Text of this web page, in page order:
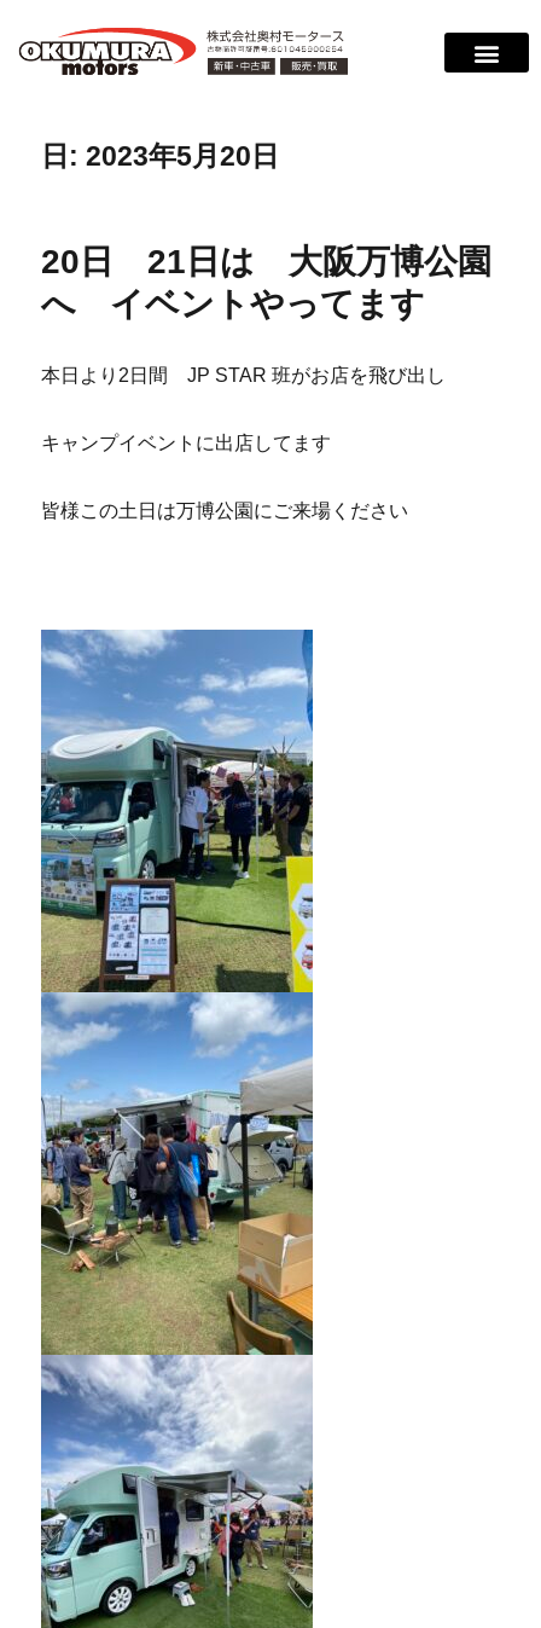
日:2023年5月20日
20日 21日は 大阪万博公園
へ イベントやってます
本日より2日間 JP STAR 班がお店を飛び出し
キャンプイベントに出店してます
皆様この土日は万博公園にご来場ください